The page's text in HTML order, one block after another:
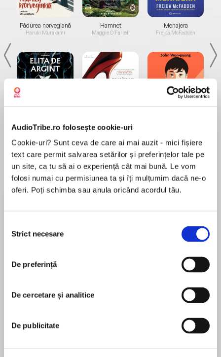
AudioTribe.ro folosește cookie-uri
Cookie-uri? Sunt ceva de care ai mai auzit - mici fișiere
text care permit salvarea setărilor și preferințelor tale pe
un site, ca tu să ai o experiență cât mai bună. Le vom
folosi numai cu permisiunea ta și îți mulțumim dacă ne-o
oferi. Poți schimba sau anula oricând acordul tău.
consimțământului
Strict necesare
De preferință
De cercetare și analitice
De publicitate
Pădurea norvegiană
Haruki Murakami
de...
Dani Francis
Hamnet
Maggie O'Farrell
la...
Lauren Weisberger
Menajera
Freida McFadden
Desprecarte
The next thrilling installment in Megan
She’s a deliciously scandalous woman who is no
Together, they enter a make-believe betrothal
În acest moment nu există recenzii
Megan Frampton
Megan Frampton writes historical romance under
her own name and romantic women’s fiction as